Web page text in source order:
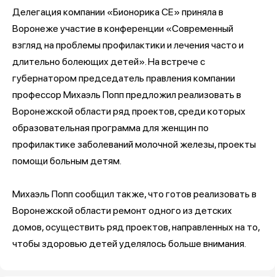
Делегация компании «Бионорика СЕ» приняла в
Воронеже участие в конференции «Современный
взгляд на проблемы профилактики и лечения часто и
длительно болеющих детей». На встрече с
губернатором председатель правления компании
профессор Михаэль Попп предложил реализовать в
Воронежской области ряд проектов, среди которых
образовательная программа для женщин по
профилактике заболеваний молочной железы, проекты
помощи больным детям.
Михаэль Попп сообщил также, что готов реализовать в
Воронежской области ремонт одного из детских
домов, осуществить ряд проектов, направленных на то,
чтобы здоровью детей уделялось больше внимания.